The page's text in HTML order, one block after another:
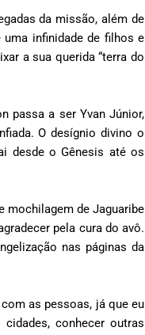
da missão, além de
infinidade de filhos e
a sua querida “terra do
passa a ser Yvan Júnior,
O desígnio divino o
desde o Gênesis até os
mochilagem de Jaguaribe
pela cura do avô.
nas páginas da
as pessoas, já que eu
conhecer outras